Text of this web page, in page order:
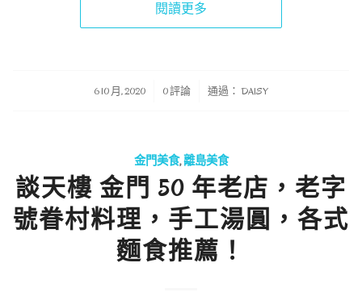
閱讀更多
6 10 月, 2020
/ 0 評論 通過： DAISY
金門美食,離島美食
談天樓 金門 50 年老店，老字
號眷村料理，手工湯圓，各式
麵食推薦！